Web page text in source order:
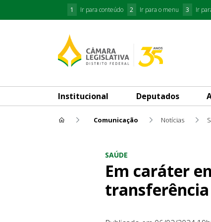
1 Ir para conteúdo 2 Ir para o menu 3 Ir
Institucional Deputados
Comunicação Notícias
SAÚDE
Em caráter
transferência